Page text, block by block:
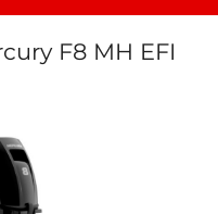
o
F8 MH EFI